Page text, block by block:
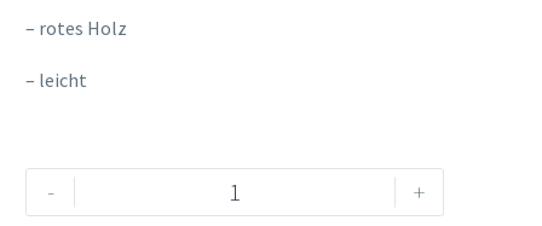
– rotes Holz
– leicht
-
Moeck
Rottenburgh
+
Alternative: